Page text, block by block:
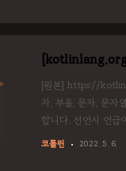
[원본] https://
자, 부울, 문자, 문자
합니다. 선언시 언
다. 만약 강제로
코틀린 2022. 5. 6.